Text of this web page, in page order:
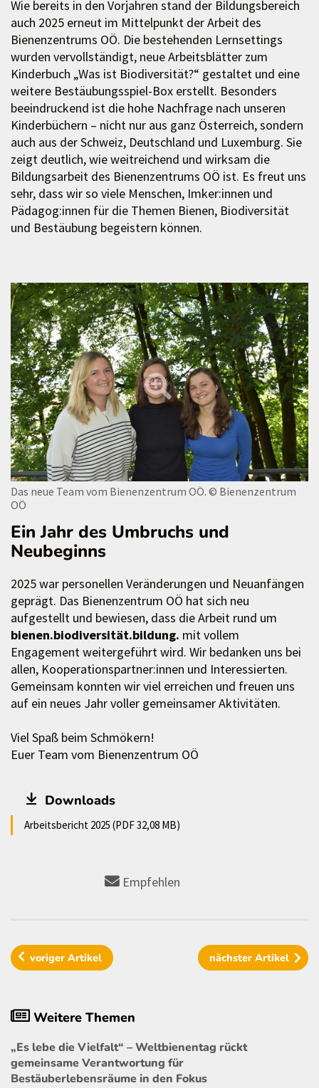
Wie bereits in den Vorjahren stand der Bildungsbereich
auch 2025 erneut im Mittelpunkt der Arbeit des
Bienenzentrums OÖ. Die bestehenden Lernsettings
wurden vervollständigt, neue Arbeitsblätter zum
Kinderbuch „Was ist Biodiversität?“ gestaltet und eine
weitere Bestäubungsspiel-Box erstellt. Besonders
beeindruckend ist die hohe Nachfrage nach unseren
Kinderbüchern – nicht nur aus ganz Österreich, sondern
auch aus der Schweiz, Deutschland und Luxemburg. Sie
zeigt deutlich, wie weitreichend und wirksam die
Bildungsarbeit des Bienenzentrums OÖ ist. Es freut uns
sehr, dass wir so viele Menschen, Imker:innen und
Pädagog:innen für die Themen Bienen, Biodiversität
und Bestäubung begeistern können.
Das neue Team vom Bienenzentrum OÖ. © Bienenzentrum
OÖ
Ein Jahr des Umbruchs und
Neubeginns
2025 war personellen Veränderungen und Neuanfängen
geprägt. Das Bienenzentrum OÖ hat sich neu
aufgestellt und bewiesen, dass die Arbeit rund um
bienen.biodiversität.bildung. mit vollem
Engagement weitergeführt wird. Wir bedanken uns bei
allen, Kooperationspartner:innen und Interessierten.
Gemeinsam konnten wir viel erreichen und freuen uns
auf ein neues Jahr voller gemeinsamer Aktivitäten.
Viel Spaß beim Schmökern!
Euer Team vom Bienenzentrum OÖ
Downloads
Arbeitsbericht 2025 (PDF 32,08 MB)
Empfehlen
vorigerArtikel nächster Artikel
Weitere Themen
„Es lebe die Vielfalt“ – Weltbienentag rückt
gemeinsame Verantwortung für
Bestäuberlebensräume in den Fokus